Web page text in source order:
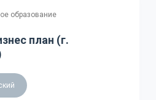
образование
план (г.